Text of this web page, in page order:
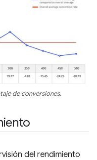
de conversiones.
del rendimiento